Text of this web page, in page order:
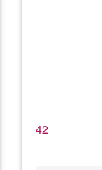
42